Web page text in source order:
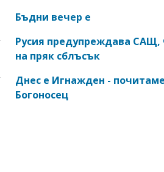
Бъдни вечер е
Русия предупреждава САЩ,
на пряк сблъсък
Днес е Игнажден -
Богоносец